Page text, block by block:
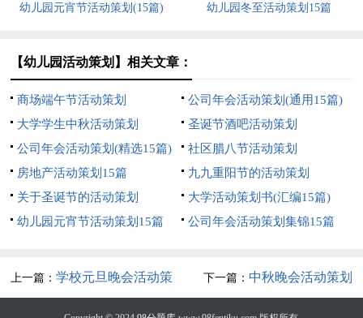
幼儿园元宵节活动策划(15篇) 幼儿园冬至活动策划15篇
【幼儿园活动策划】相关文章：
商场端午节活动策划
公司年会活动策划(通用15篇)
大学学生中秋活动策划
圣诞节酒吧活动策划
公司年会活动策划(精选15篇)
社区腊八节活动策划
房地产活动策划15篇
九九重阳节的活动策划
关于圣诞节的活动策划
大学活动策划书(汇编15篇)
幼儿园元宵节活动策划15篇
公司年会活动策划集锦15篇
上一篇：学校元旦晚会活动策
下一篇： 中秋晚会活动策划